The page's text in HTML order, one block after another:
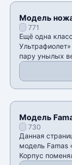
Модель
771
Ещё одна
пару унылых
Модель
v34730
Данная
модель Famas
Корпус